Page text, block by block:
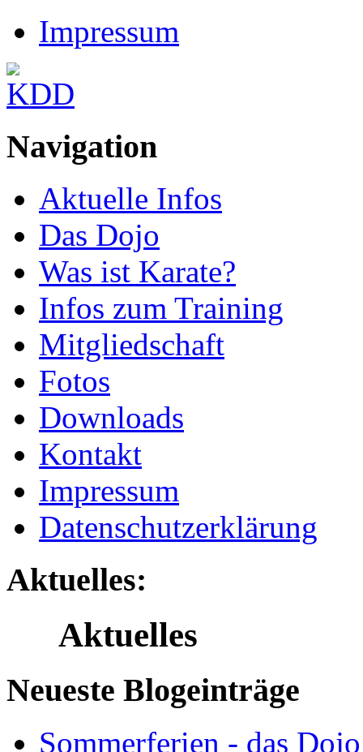
Impressum
Navigation
Aktuelle Infos
Das Dojo
Was ist Karate?
Infos zum Training
Mitgliedschaft
Fotos
Downloads
Kontakt
Impressum
Datenschutzerklärung
Aktuelles:
Aktuelles
Neueste Blogeinträge
Sommerferien - das